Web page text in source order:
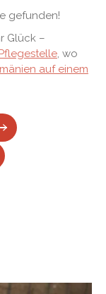
gefunden!
Glück –
, wo
auf einem